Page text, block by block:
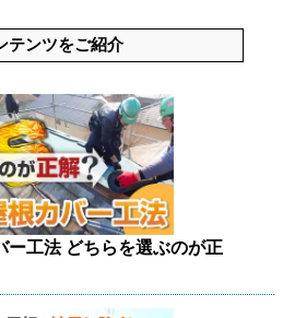
テンツをご紹介
ー工法 どちらを選ぶのが正